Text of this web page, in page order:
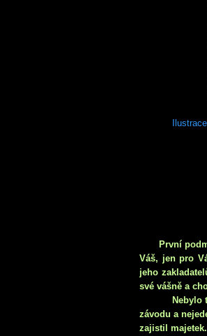
První
Váš, jen pro
jeho
své vášně a
Nebylo
závodu a
zajistil